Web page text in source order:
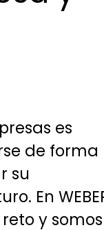
es
de forma
su
En
y somos